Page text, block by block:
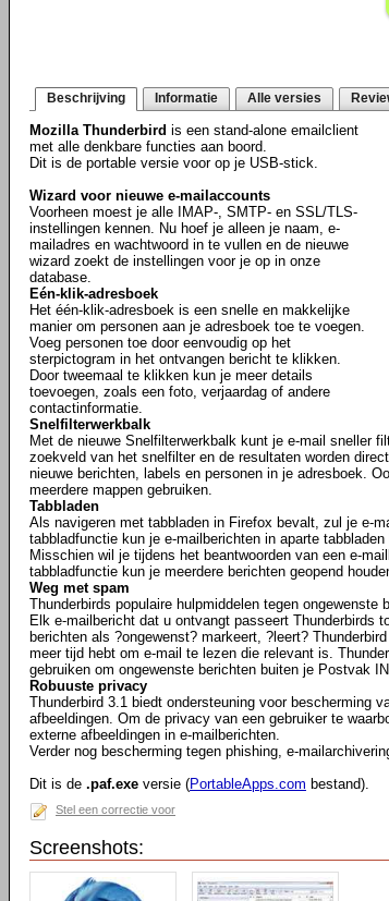
Beschrijving Informatie Alle versies
Mozilla Thunderbird is een stand-alone emailclient
met alle denkbare functies aan boord.
Dit is de portable versie voor op je USB-stick.
Wizard voor nieuwe e-mailaccounts
Voorheen moest je alle IMAP-, SMTP- en SSL/TLS-
instellingen kennen. Nu hoef je alleen je naam, e-
mailadres en wachtwoord in te vullen en de nieuwe
wizard zoekt de instellingen voor je op in onze
database.
Eén-klik-adresboek
Het één-klik-adresboek is een snelle en makkelijke
manier om personen aan je adresboek toe te voegen.
Voeg personen toe door eenvoudig op het
sterpictogram in het ontvangen bericht te klikken.
Door tweemaal te klikken kun je meer details
toevoegen, zoals een foto, verjaardag of andere
contactinformatie.
Snelfilterwerkbalk
Met de nieuwe Snelfilterwerkbalk kunt je e-mail sneller
zoekveld van het snelfilter en de resultaten worden
nieuwe berichten, labels en personen in je adresboek.
meerdere mappen gebruiken.
Tabbladen
Als navigeren met tabbladen in Firefox bevalt, zul je e-
tabbladfunctie kun je e-mailberichten in aparte
Misschien wil je tijdens het beantwoorden van een e-
tabbladfunctie kun je meerdere berichten geopend
Weg met spam
Thunderbirds populaire hulpmiddelen tegen
Elk e-mailbericht dat u ontvangt passeert Thunderbirds
berichten als ?ongewenst? markeert, ?leert?
meer tijd hebt om e-mail te lezen die relevant is.
gebruiken om ongewenste berichten buiten je Postvak
Robuuste privacy
Thunderbird 3.1 biedt ondersteuning voor bescherming
afbeeldingen. Om de privacy van een gebruiker te
externe afbeeldingen in e-mailberichten.
Verder nog bescherming tegen phishing, e-
Dit is de .paf.exe versie (PortableApps.com bestand).
Stel een correctie voor
Screenshots: